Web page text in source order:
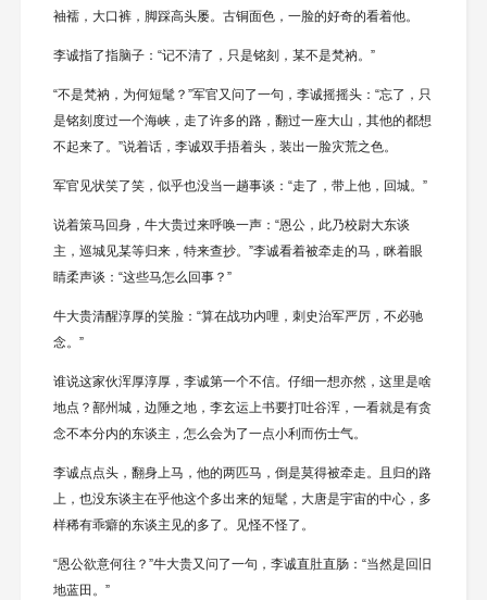
袖襦，大口裤，脚踩高头屡。古铜面色，一脸的好奇的看着他。
李诚指了指脑子：“记不清了，只是铭刻，某不是梵衲。”
“不是梵衲，为何短髦？”军官又问了一句，李诚摇摇头：“忘了，只
是铭刻度过一个海峡，走了许多的路，翻过一座大山，其他的都想
不起来了。”说着话，李诚双手捂着头，装出一脸灾荒之色。
军官见状笑了笑，似乎也没当一趟事谈：“走了，带上他，回城。”
说着策马回身，牛大贵过来呼唤一声：“恩公，此乃校尉大东谈
主，巡城见某等归来，特来查抄。”李诚看着被牵走的马，眯着眼
睛柔声谈：“这些马怎么回事？”
牛大贵清醒淳厚的笑脸：“算在战功内哩，刺史治军严厉，不必驰
念。”
谁说这家伙浑厚淳厚，李诚第一个不信。仔细一想亦然，这里是啥
地点？鄯州城，边陲之地，李玄运上书要打吐谷浑，一看就是有贪
念不本分内的东谈主，怎么会为了一点小利而伤士气。
李诚点点头，翻身上马，他的两匹马，倒是莫得被牵走。且归的路
上，也没东谈主在乎他这个多出来的短髦，大唐是宇宙的中心，多
样稀有乖癖的东谈主见的多了。见怪不怪了。
“恩公欲意何往？”牛大贵又问了一句，李诚直肚直肠：“当然是回旧
地蓝田。”